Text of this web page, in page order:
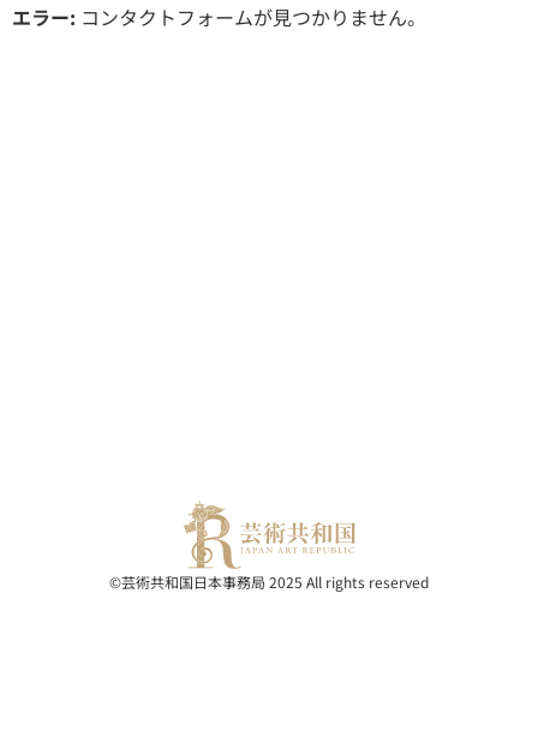
エラー: コンタクトフォームが見つかりません。
©芸術共和国日本事務局 2025 All rights reserved